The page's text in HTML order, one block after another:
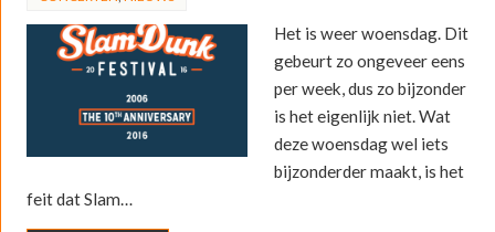
Het is weer woensdag. Dit
gebeurt zo ongeveer eens
per week, dus zo bijzonder
is het eigenlijk niet. Wat
deze woensdag wel iets
bijzonderder maakt, is het
feit dat Slam…